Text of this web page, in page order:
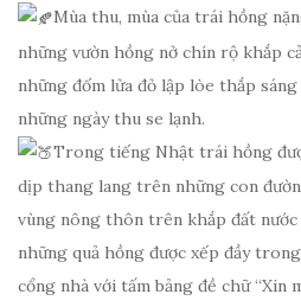
Mùa thu, mùa của trái hồng
những vườn hồng nở chín rộ khắp
những đốm lửa đỏ lập lòe thắp
những ngày thu se lạnh.
Trong tiếng Nhật trái hồng
dịp thang lang trên những con
vùng nông thôn trên khắp đất
những quả hồng được xếp đầy
cổng nhà với tấm bảng đề chữ “Xin